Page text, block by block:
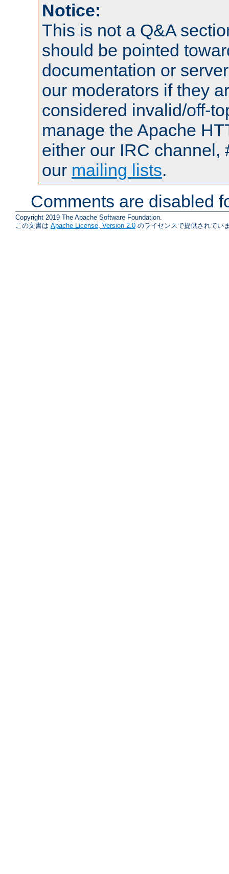
Notice:
This is not a Q&A
should be pointed
documentation or
our moderators if they
considered invalid/off-
manage the Apache
either our IRC channel,
our mailing lists.
Comments are disabled
Copyright 2019 The Apache Software Foundation.
この文書は Apache License, Version 2.0 のライセンスで提供されてい